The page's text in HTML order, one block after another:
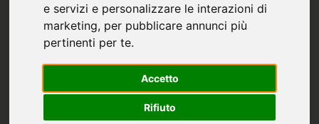
e servizi e personalizzare le interazioni di
marketing, per pubblicare annunci più
pertinenti per te.
Accetto
Rifiuto